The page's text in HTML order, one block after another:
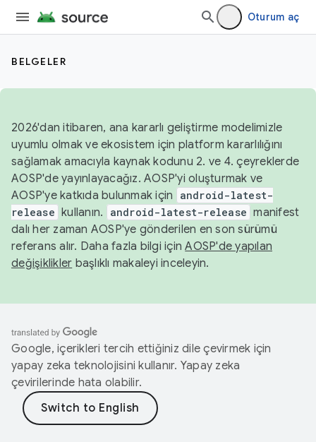
Oturum aç
BELGELER
2026'dan itibaren, ana kararlı geliştirme modelimizle
uyumlu olmak ve ekosistem için platform kararlılığını
sağlamak amacıyla kaynak kodunu 2. ve 4. çeyreklerde
AOSP'de yayınlayacağız. AOSP'yi oluşturmak ve
AOSP'ye katkıda bulunmak için
android-latest-
release kullanın. android-latest-release manifest
dalı her zaman AOSP'ye gönderilen en son sürümü
referans alır. Daha fazla bilgi içinAOSP'de yapılan
değişiklikler başlıklı makaleyi inceleyin.
Google, içerikleri tercih ettiğiniz dile çevirmek için
yapay zeka teknolojisini kullanır. Yapay zeka
çevirilerinde hata olabilir.